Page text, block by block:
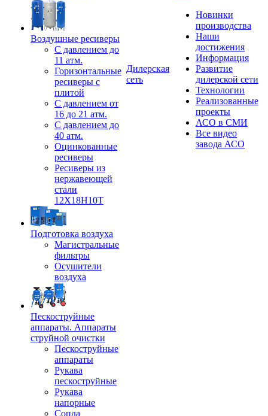
Воздушные ресиверы
С давлением до
11 атм.
Горизонтальные
ресиверы с
плитой
С давлением от
16 до 21 атм.
С давлением до
40 атм.
Оцинкованные
ресиверы
Ресиверы из
нержавеющей
стали
12Х18Н10Т
Подготовка воздуха
Магистральные
фильтры
Осушители
воздуха
Пескоструйные
аппараты. Аппараты
струйной очистки
Пескоструйные
аппараты
Рукава
пескоструйные
Рукава
напорные
Сопла
Дилерская
сеть
Новинки
производства
Наши
достижения
Информация
Развитие
дилерской сети
Технологии
Реализованные
проекты
АСО в СМИ
Все видео
завода АСО